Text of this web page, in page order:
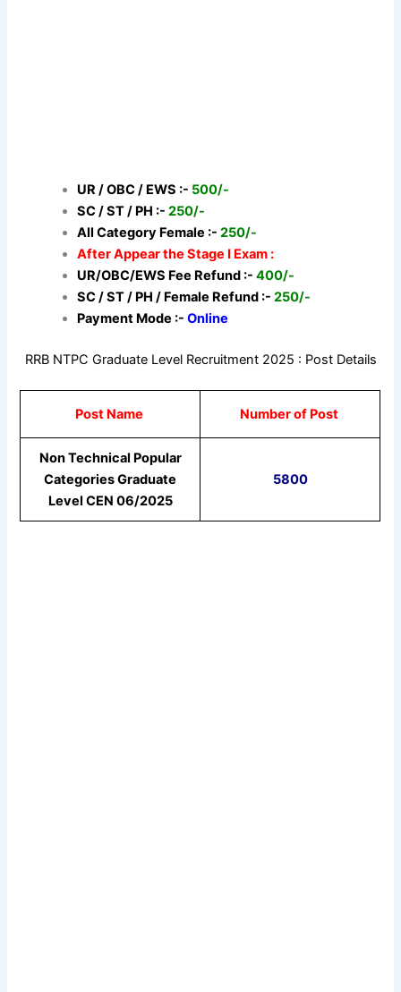
UR / OBC / EWS :- 500/-
SC / ST / PH :-250/-
All Category Female :-250/-
After Appear the Stage I Exam :
UR/OBC/EWS Fee Refund :- 400/-
SC / ST / PH / Female Refund :- 250/-
Payment Mode :-Online
RRB NTPC Graduate Level Recruitment 2025 : Post Details
Post Name Number of Post
Non Technical Popular
Categories Graduate
Level CEN 06/2025
5800